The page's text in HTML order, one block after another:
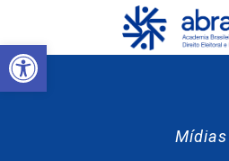
Abrir a barra de ferramentas
Mídias